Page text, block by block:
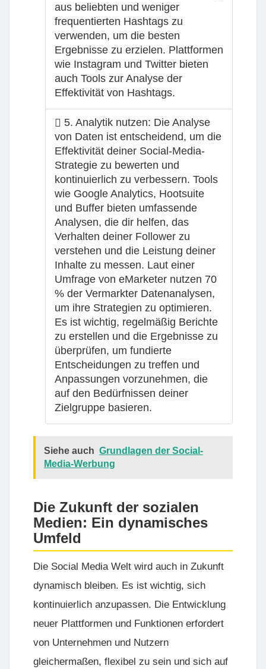
aus beliebten und weniger
frequentierten Hashtags zu
verwenden, um die besten
Ergebnisse zu erzielen. Plattformen
wie Instagram und Twitter bieten
auch Tools zur Analyse der
Effektivität von Hashtags.
5. Analytik nutzen: Die Analyse
von Daten ist entscheidend, um die
Effektivität deiner Social-Media-
Strategie zu bewerten und
kontinuierlich zu verbessern. Tools
wie Google Analytics, Hootsuite
und Buffer bieten umfassende
Analysen, die dir helfen, das
Verhalten deiner Follower zu
verstehen und die Leistung deiner
Inhalte zu messen. Laut einer
Umfrage von eMarketer nutzen 70
% der Vermarkter Datenanalysen,
um ihre Strategien zu optimieren.
Es ist wichtig, regelmäßig Berichte
zu erstellen und die Ergebnisse zu
überprüfen, um fundierte
Entscheidungen zu treffen und
Anpassungen vorzunehmen, die
auf den Bedürfnissen deiner
Zielgruppe basieren.
Siehe auch Grundlagen der Social-
Media-Werbung
Die Zukunft der sozialen
Medien: Ein dynamisches
Umfeld
Die Social Media Welt wird auch in Zukunft
dynamisch bleiben. Es ist wichtig, sich
kontinuierlich anzupassen. Die Entwicklung
neuer Plattformen und Funktionen erfordert
von Unternehmen und Nutzern
gleichermaßen, flexibel zu sein und sich auf